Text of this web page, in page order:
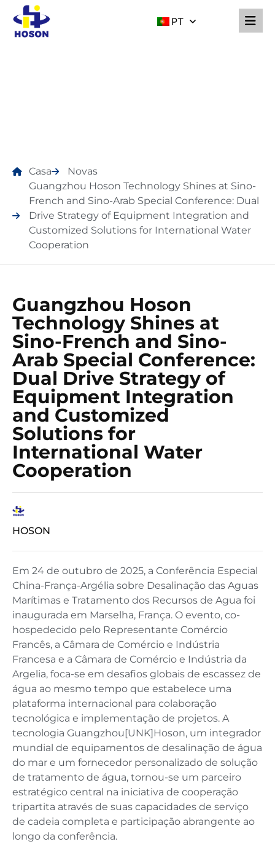
PT
Casa
Novas
Guangzhou Hoson Technology Shines at Sino-
French and Sino-Arab Special Conference: Dual
Drive Strategy of Equipment Integration and
Customized Solutions for International Water
Cooperation
Guangzhou Hoson
Technology Shines at
Sino-French and Sino-
Arab Special Conference:
Dual Drive Strategy of
Equipment Integration
and Customized
Solutions for
International Water
Cooperation
HOSON
Em 24 de outubro de 2025, a Conferência Especial
China-França-Argélia sobre Desalinação das Aguas
Marítimas e Tratamento dos Recursos de Agua foi
inaugurada em Marselha, França. O evento, co-
hospedecido pelo Representante Comércio
Francês, a Câmara de Comércio e Indústria
Francesa e a Câmara de Comércio e Indústria da
Argelia, foca-se em desafios globais de escassez de
água ao mesmo tempo que estabelece uma
plataforma internacional para colaboração
tecnológica e implementação de projetos. A
tecnologia Guangzhou[UNK]Hoson, um integrador
mundial de equipamentos de desalinação de água
do mar e um fornecedor personalizado de solução
de tratamento de água, tornou-se um parceiro
estratégico central na iniciativa de cooperação
tripartita através de suas capacidades de serviço
de cadeia completa e participação abrangente ao
longo da conferência.